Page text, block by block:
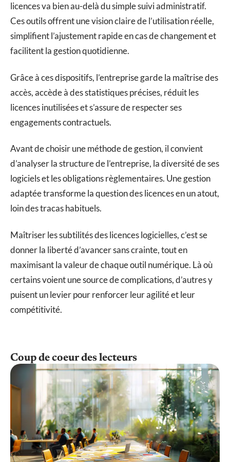
licences va bien au-delà du simple suivi administratif.
Ces outils offrent une vision claire de l’utilisation réelle,
simplifient l’ajustement rapide en cas de changement et
facilitent la gestion quotidienne.
Grâce à ces dispositifs, l’entreprise garde la maîtrise des
accès, accède à des statistiques précises, réduit les
licences inutilisées et s’assure de respecter ses
engagements contractuels.
Avant de choisir une méthode de gestion, il convient
d’analyser la structure de l’entreprise, la diversité de ses
logiciels et les obligations règlementaires. Une gestion
adaptée transforme la question des licences en un atout,
loin des tracas habituels.
Maîtriser les subtilités des licences logicielles, c’est se
donner la liberté d’avancer sans crainte, tout en
maximisant la valeur de chaque outil numérique. Là où
certains voient une source de complications, d’autres y
puisent un levier pour renforcer leur agilité et leur
compétitivité.
Coup de coeur des lecteurs